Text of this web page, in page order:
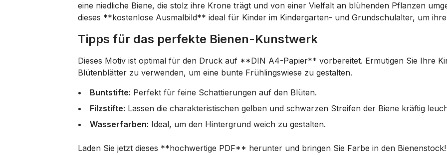
eine niedliche Biene, die stolz ihre Krone trägt und von einer Vielfalt an blühenden Pflanzen
dieses **kostenlose Ausmalbild** ideal für Kinder im Kindergarten- und Grundschulalter, um
Tipps für das perfekte Bienen-Kunstwerk
Dieses Motiv ist optimal für den Druck auf **DIN A4-Papier** vorbereitet. Ermutigen Sie Ihre
Blütenblätter zu verwenden, um eine bunte Frühlingswiese zu gestalten.
Buntstifte: Perfekt für feine Schattierungen auf den Blüten.
Filzstifte: Lassen die charakteristischen gelben und schwarzen Streifen der Biene kräftig
Wasserfarben: Ideal, um den Hintergrund weich zu gestalten.
Laden Sie jetzt dieses **hochwertige PDF** herunter und bringen Sie Farbe in den Bienenstock!